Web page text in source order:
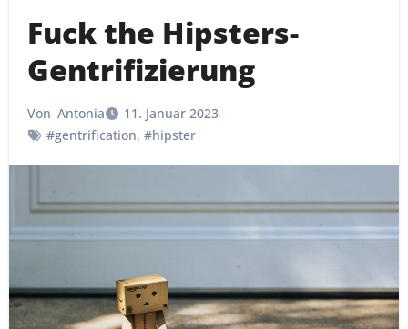
Fuck the Hipsters-
Gentrifizierung
Von Antonia
11. Januar 2023
#gentrification, #hipster